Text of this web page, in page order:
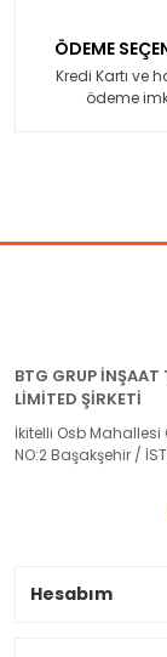
ÖDEME
Kredi Kartı ve
ödeme
BTG GRUP İNŞAAT
LİMİTED ŞİRKETİ
İkitelli Osb Mahallesi
NO:2 Başakşehir /
Hesabım